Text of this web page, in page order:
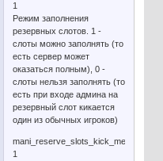
1
Режим заполнения
резервных слотов. 1 -
слоты можно заполнять (то
есть сервер может
оказаться полным), 0 -
слоты нельзя заполнять (то
есть при входе админа на
резервный слот кикается
один из обычных игроков)
mani_reserve_slots_kick_method
1